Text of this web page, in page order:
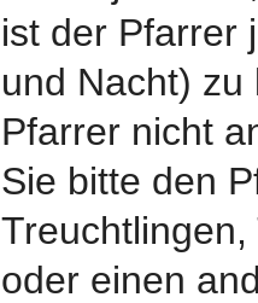
ist der Pfarrer
und Nacht)
Pfarrer nicht
Sie bitte den
oder einen